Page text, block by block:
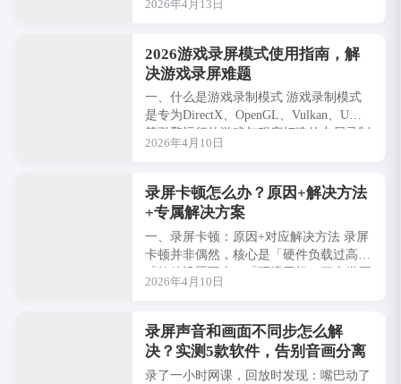
景。今天特整理以下专属排查指南，无需
2026年4月13日
2026游戏录屏模式使用指南，解
决游戏录屏难题
一、什么是游戏录制模式 游戏录制模式
是专为DirectX、OpenGL、Vulkan、UWP
等引擎运行的游戏与程序打造的专属录制
方案，专为高帧率、低延迟···
2026年4月10日
录屏卡顿怎么办？原因+解决方法
+专属解决方案
一、录屏卡顿：原因+对应解决方法 录屏
卡顿并非偶然，核心是「硬件负载过高」
「软件设置不当」「环境干扰」三大类原
因，具体表现及可落地的解决方法如下，
2026年4月10日
录屏声音和画面不同步怎么解
决？实测5款软件，告别音画分离
录了一小时网课，回放时发现：嘴巴动了